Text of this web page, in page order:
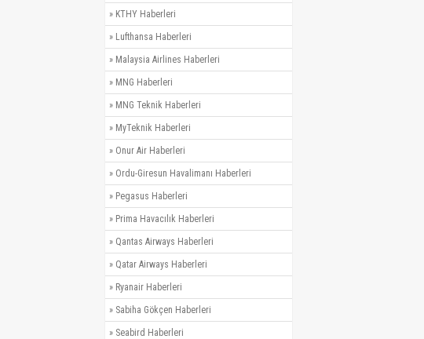
» KTHY Haberleri
» Lufthansa Haberleri
» Malaysia Airlines Haberleri
» MNG Haberleri
» MNG Teknik Haberleri
» MyTeknik Haberleri
» Onur Air Haberleri
» Ordu-Giresun Havalimanı Haberleri
» Pegasus Haberleri
» Prima Havacılık Haberleri
» Qantas Airways Haberleri
» Qatar Airways Haberleri
» Ryanair Haberleri
» Sabiha Gökçen Haberleri
» Seabird Haberleri